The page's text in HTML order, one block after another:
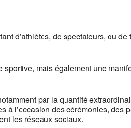
d’athlètes, de spectateurs, ou
mais également une
par la quantité
l’occasion des cérémonies,
les réseaux sociaux.